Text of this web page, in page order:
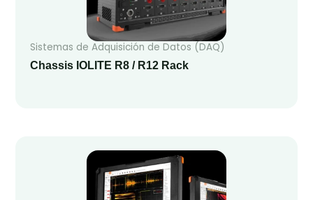
Sistemas de Adquisición de Datos (DAQ)
Chassis IOLITE R8 / R12 Rack